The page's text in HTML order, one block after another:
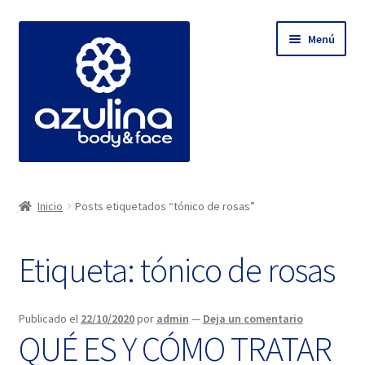
Menú
menú
hijo
WhatsApp (Asesoría Personalizada)
INICIO
Inicio Posts etiquetados “tónico de rosas”
Etiqueta:tónico de rosas
Publicado el 22/10/2020por admin — Deja un comentario
QUÉ ES Y CÓMO TRATAR